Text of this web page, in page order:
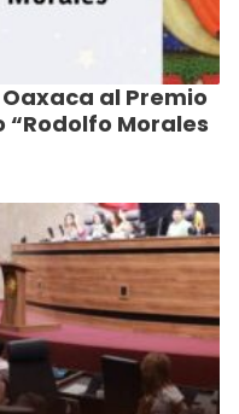
al Premio
Morales